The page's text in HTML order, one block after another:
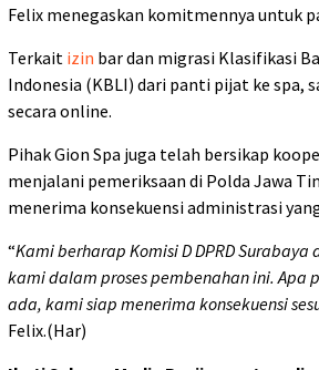
Felix menegaskan komitmennya untuk
Terkait izin bar dan migrasi Klasifikasi
Indonesia (KBLI) dari panti pijat ke spa,
secara online.
Pihak Gion Spa juga telah bersikap
menjalani pemeriksaan di Polda Jawa
menerima konsekuensi administrasi
“Kami berharap Komisi D DPRD
kami dalam proses pembenahan ini. Apa
ada, kami siap menerima konsekuensi
Felix.(Har)